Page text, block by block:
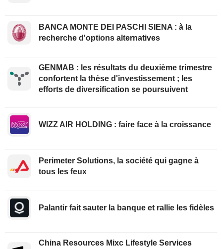
BANCA MONTE DEI PASCHI SIENA : à la
recherche d'options alternatives
GENMAB : les résultats du deuxième trimestre
confortent la thèse d'investissement ; les
efforts de diversification se poursuivent
WIZZ AIR HOLDING : faire face à la croissance
Perimeter Solutions, la société qui gagne à
tous les feux
Palantir fait sauter la banque et rallie les fidèles
China Resources Mixc Lifestyle Services